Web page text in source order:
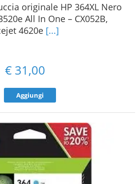
originale HP 364XL Nero
All In One – CX052B,
4620e [...]
€ 31,00
Aggiungi